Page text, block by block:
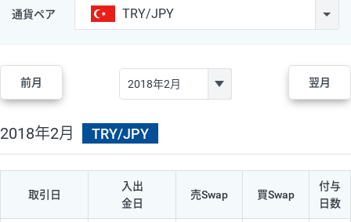
通貨ペア TRY/JPY
前月 翌月
2018年2月 TRY/JPY
取引日
入出
金日
売Swap 買Swap
付与
日数